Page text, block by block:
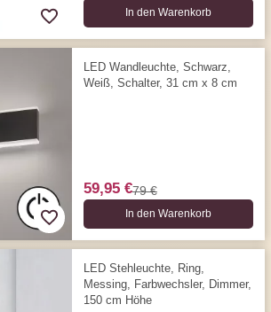
In den Warenkorb
LED Wandleuchte, Schwarz,
Weiß, Schalter, 31 cm x 8 cm
59,95 €79 €
In den Warenkorb
LED Stehleuchte, Ring,
Messing, Farbwechsler, Dimmer,
150 cm Höhe